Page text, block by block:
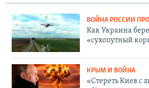
ВОЙНА РОССИИ
Как Украина
«сухопутный
КРЫМ И ВОЙНА
«Стереть Киев с